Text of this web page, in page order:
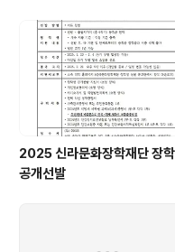
2025 신라문화장학재단 장
공개선발